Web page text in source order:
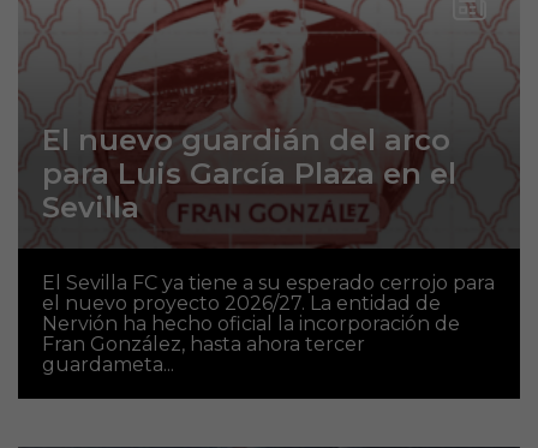
El nuevo guardián del arco
para Luis García Plaza en el
Sevilla
El Sevilla FC ya tiene a su esperado cerrojo para
el nuevo proyecto 2026/27. La entidad de
Nervión ha hecho oficial la incorporación de
Fran González, hasta ahora tercer
guardameta...